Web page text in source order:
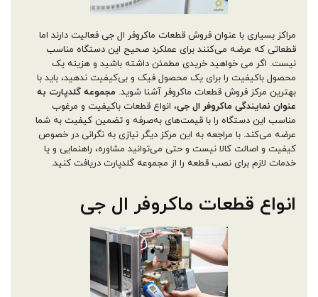
مراکز بسیاری با عنوان فروش قطعات ماکروفر ال جی فعالیت دارند اما
قطعاتی که عرضه می‌کنند برای عملکرد صحیح این دستگاه مناسب
نیست. اگر می خواهید خریدی مطمئن داشته باشید و هزینه یک
محصول باکیفیت را برای یک محصول فیک و بی‌کیفیت ندهید، باید با
بهترین مرکز فروش قطعات ماکروفر آشنا شوید.مجموعه گلدپارت به
عنوان نمایندگی ماکروفر ال جی، انواع قطعات باکیفیت و مرغوب
مناسب این دستگاه را با قیمت‌های به‌صرفه و تضمین کیفیت به شما
عرضه می‌کند. با مراجعه به این مرکز دیگر نیازی به نگرانی در خصوص
کیفیت و اصالت کالا نیست و حتی می‌توانید مشاوره، راهنمایی و یا
خدمات لازم برای نصب قطعه را از مجموعه گلدپارت دریافت کنید.
انواع قطعات ماکروفر ال جی